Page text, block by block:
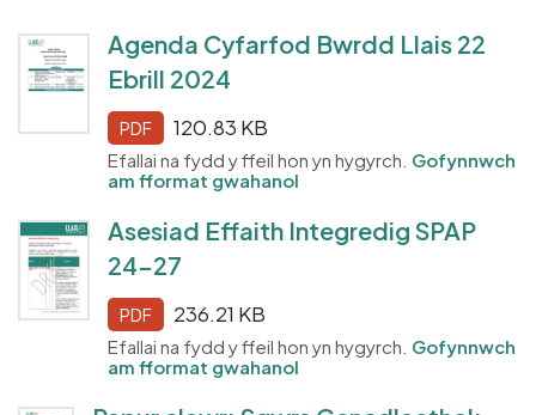
Agenda Cyfarfod Bwrdd Llais 22
Ebrill 2024
PDF 120.83 KB
Efallai na fydd y ffeil hon yn hygyrch. Gofynnwch
am fformat gwahanol
Asesiad Effaith Integredig SPAP
24-27
PDF 236.21 KB
Efallai na fydd y ffeil hon yn hygyrch. Gofynnwch
am fformat gwahanol